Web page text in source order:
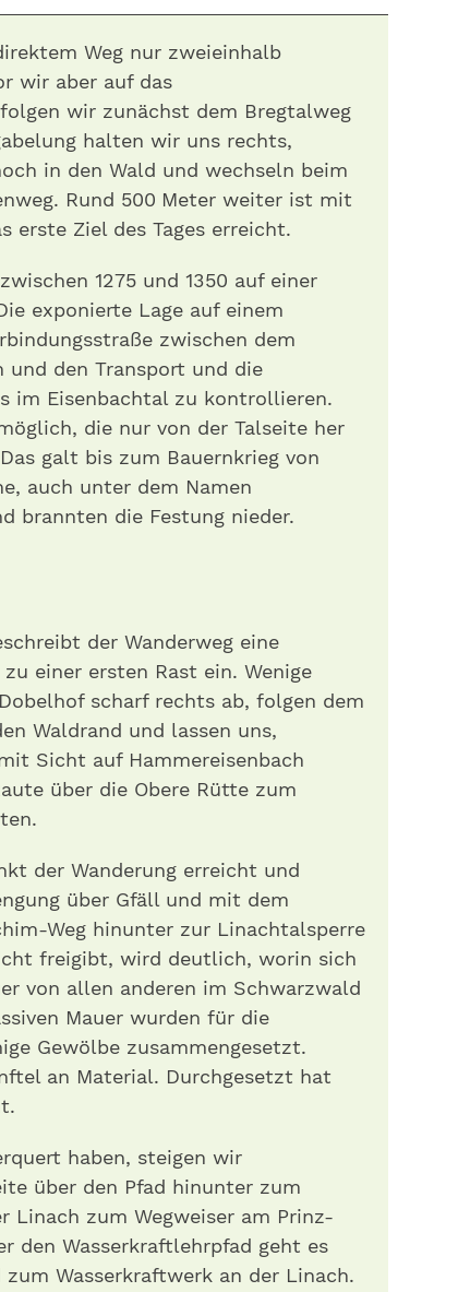
Weg nur zweieinhalb
wir aber auf das
wir zunächst dem Bregtalweg
halten wir uns rechts,
in den Wald und wechseln beim
Rund 500 Meter weiter ist mit
erste Ziel des Tages erreicht.
1275 und 1350 auf einer
exponierte Lage auf einem
zwischen dem
und den Transport und die
im Eisenbachtal zu kontrollieren.
die nur von der Talseite her
galt bis zum Bauernkrieg von
auch unter dem Namen
brannten die Festung nieder.
der Wanderweg eine
einer ersten Rast ein. Wenige
scharf rechts ab, folgen dem
Waldrand und lassen uns,
Sicht auf Hammereisenbach
über die Obere Rütte zum
der Wanderung erreicht und
über Gfäll und mit dem
Weg hinunter zur Linachtalsperre
freigibt, wird deutlich, worin sich
von allen anderen im Schwarzwald
Mauer wurden für die
Gewölbe zusammengesetzt.
an Material. Durchgesetzt hat
haben, steigen wir
über den Pfad hinunter zum
Linach zum Wegweiser am Prinz-
den Wasserkraftlehrpfad geht es
Wasserkraftwerk an der Linach.